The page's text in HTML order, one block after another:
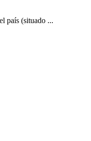
país (situado ...